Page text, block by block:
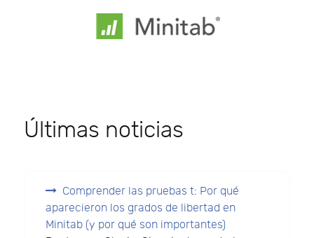
Últimas noticias
Comprender las pruebas t: Por qué
aparecieron los grados de libertad en
Minitab (y por qué son importantes)